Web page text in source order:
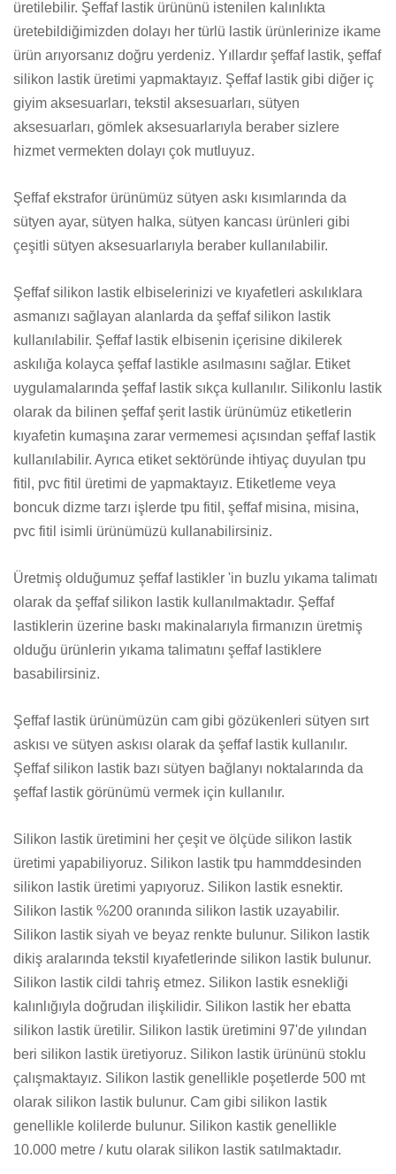
üretilebilir. Şeffaf lastik ürününü istenilen kalınlıkta
üretebildiğimizden dolayı her türlü lastik ürünlerinize ikame
ürün arıyorsanız doğru yerdeniz. Yıllardır şeffaf lastik, şeffaf
silikon lastik üretimi yapmaktayız. Şeffaf lastik gibi diğer iç
giyim aksesuarları, tekstil aksesuarları, sütyen
aksesuarları, gömlek aksesuarlarıyla beraber sizlere
hizmet vermekten dolayı çok mutluyuz.
Şeffaf ekstrafor ürünümüz sütyen askı kısımlarında da
sütyen ayar, sütyen halka, sütyen kancası ürünleri gibi
çeşitli sütyen aksesuarlarıyla beraber kullanılabilir.
Şeffaf silikon lastik elbiselerinizi ve kıyafetleri askılıklara
asmanızı sağlayan alanlarda da şeffaf silikon lastik
kullanılabilir. Şeffaf lastik elbisenin içerisine dikilerek
askılığa kolayca şeffaf lastikle asılmasını sağlar. Etiket
uygulamalarında şeffaf lastik sıkça kullanılır. Silikonlu lastik
olarak da bilinen şeffaf şerit lastik ürünümüz etiketlerin
kıyafetin kumaşına zarar vermemesi açısından şeffaf lastik
kullanılabilir. Ayrıca etiket sektöründe ihtiyaç duyulan tpu
fitil, pvc fitil üretimi de yapmaktayız. Etiketleme veya
boncuk dizme tarzı işlerde tpu fitil, şeffaf misina, misina,
pvc fitil isimli ürünümüzü kullanabilirsiniz.
Üretmiş olduğumuz şeffaf lastikler 'in buzlu yıkama talimatı
olarak da şeffaf silikon lastik kullanılmaktadır. Şeffaf
lastiklerin üzerine baskı makinalarıyla firmanızın üretmiş
olduğu ürünlerin yıkama talimatını şeffaf lastiklere
basabilirsiniz.
Şeffaf lastik ürünümüzün cam gibi gözükenleri sütyen sırt
askısı ve sütyen askısı olarak da şeffaf lastik kullanılır.
Şeffaf silikon lastik bazı sütyen bağlanyı noktalarında da
şeffaf lastik görünümü vermek için kullanılır.
Silikon lastik üretimini her çeşit ve ölçüde silikon lastik
üretimi yapabiliyoruz. Silikon lastik tpu hammddesinden
silikon lastik üretimi yapıyoruz. Silikon lastik esnektir.
Silikon lastik %200 oranında silikon lastik uzayabilir.
Silikon lastik siyah ve beyaz renkte bulunur. Silikon lastik
dikiş aralarında tekstil kıyafetlerinde silikon lastik bulunur.
Silikon lastik cildi tahriş etmez. Silikon lastik esnekliği
kalınlığıyla doğrudan ilişkilidir. Silikon lastik her ebatta
silikon lastik üretilir. Silikon lastik üretimini 97'de yılından
beri silikon lastik üretiyoruz. Silikon lastik ürününü stoklu
çalışmaktayız. Silikon lastik genellikle poşetlerde 500 mt
olarak silikon lastik bulunur. Cam gibi silikon lastik
genellikle kolilerde bulunur. Silikon kastik genellikle
10.000 metre / kutu olarak silikon lastik satılmaktadır.